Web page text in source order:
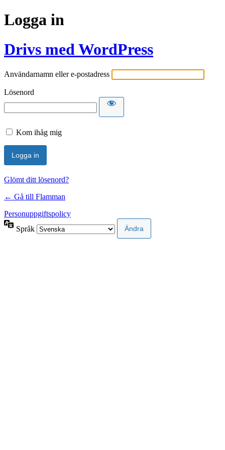
Logga in
Drivs med WordPress
Användarnamn eller e-postadress
Lösenord
Kom ihåg mig
Glömt ditt lösenord?
← Gå till Flamman
Personuppgiftspolicy
Språk